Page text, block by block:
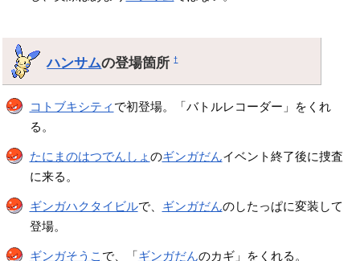
ハンサムの登場箇所†
コトブキシティ で初登場。「バトルレコーダー」をくれ
る。
たにまのはつでんしょ のギンガだんイベント終了後に捜査
に来る。
ギンガハクタイビルで、 ギンガだんのしたっぱに変装して
登場。
ギンガそうこ で、「ギンガだんのカギ」をくれる。